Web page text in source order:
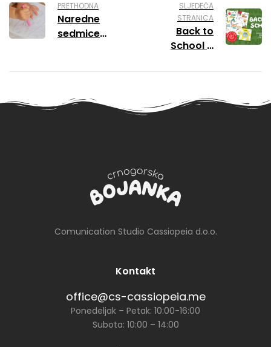
PRETHODNA
Naredne
sedmice
SLJEDEĆA
STRANICA
Back to
School –
online
Comunication Studio Cassiopeia d.o.o.
Kontakt
office@cs-cassiopeia.me
Ponedeljak – Petak: 10:00-16:00
Subota: 10:00 – 14:00